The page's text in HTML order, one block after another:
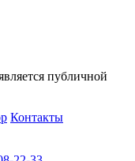
публичной
Контакты